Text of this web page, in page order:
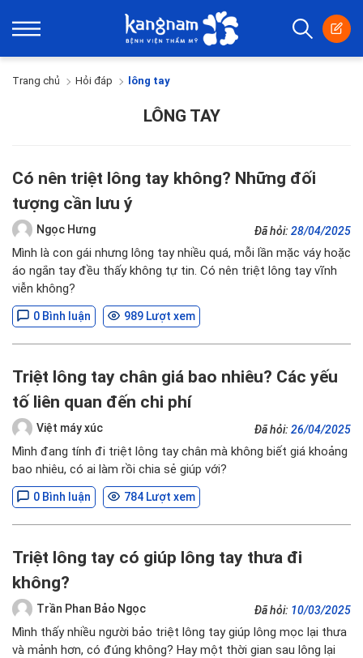
Trang chủ Hỏi đáp lông tay
LÔNG TAY
Có nên triệt lông tay không? Những đối
tượng cần lưu ý
Ngọc Hưng Đã hỏi: 28/04/2025
Mình là con gái nhưng lông tay nhiều quá, mỗi lần mặc váy hoặc
áo ngắn tay đều thấy không tự tin. Có nên triệt lông tay vĩnh
viễn không?
0 Bình luận 989 Lượt xem
Triệt lông tay chân giá bao nhiêu? Các yếu
tố liên quan đến chi phí
Việt máy xúc Đã hỏi: 26/04/2025
Mình đang tính đi triệt lông tay chân mà không biết giá khoảng
bao nhiêu, có ai làm rồi chia sẻ giúp với?
0 Bình luận 784 Lượt xem
Triệt lông tay có giúp lông tay thưa đi
không?
Trần Phan Bảo Ngọc Đã hỏi: 10/03/2025
Mình thấy nhiều người bảo triệt lông tay giúp lông mọc lại thưa
và mảnh hơn, có đúng không? Hay một thời gian sau lông lại